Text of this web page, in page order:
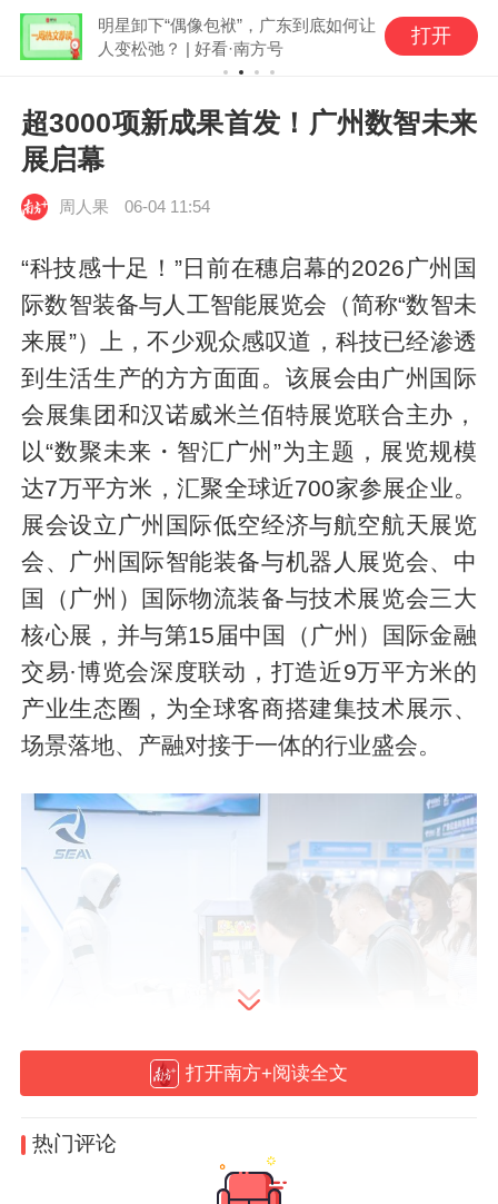
明星卸下“偶像包袱”，广东到底如何让
人变松弛？ | 好看·南方号
打开
超3000项新成果首发！广州数智未来
展启幕
周人果 06-04 11:54
“科技感十足！”日前在穗启幕的2026广州国
际数智装备与人工智能展览会（简称“数智未
来展”）上，不少观众感叹道，科技已经渗透
到生活生产的方方面面。该展会由广州国际
会展集团和汉诺威米兰佰特展览联合主办，
以“数聚未来・智汇广州”为主题，展览规模
达7万平方米，汇聚全球近700家参展企业。
展会设立广州国际低空经济与航空航天展览
会、广州国际智能装备与机器人展览会、中
国（广州）国际物流装备与技术展览会三大
核心展，并与第15届中国（广州）国际金融
交易·博览会深度联动，打造近9万平方米的
产业生态圈，为全球客商搭建集技术展示、
场景落地、产融对接于一体的行业盛会。
开展首日，客商云集。从航空级高精传动到
具身智能机器人，从低空物流无人机到智能
打开南方+阅读全文
热门评论